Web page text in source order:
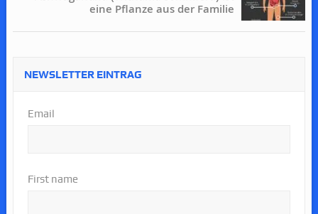
eine Pflanze aus der Familie
NEWSLETTER EINTRAG
Email
First name